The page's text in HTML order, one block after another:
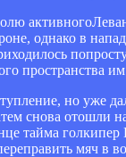
однако в
пространства
но уже
снова отошли
тайма
мяч в